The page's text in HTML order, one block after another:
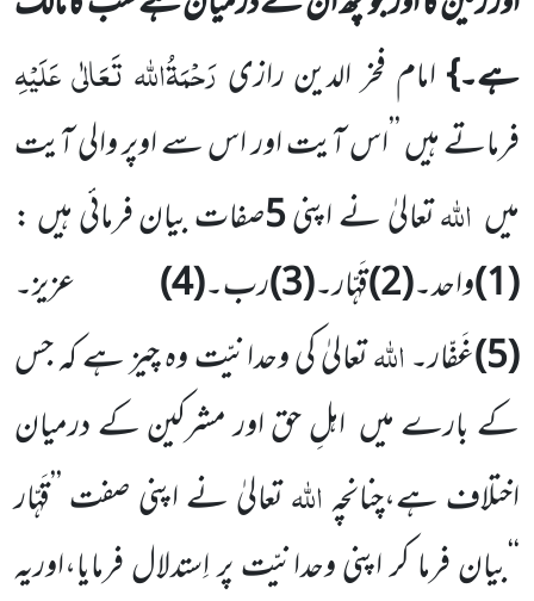
ہے۔}امام فخر الدین رازیرَحْمَۃُاللہ تَعَالٰی عَلَیْہِ
فرماتے ہیں ’’اس آیت اور اس سے اوپر والی آیت
میں اللہتعالیٰ نے اپنی5صفاتبیان فرمائی ہیں :
(
1
)واحد۔(
2
)قَہّار۔(
3
)رب۔(
4
) عزیز۔
(
5
)غَفّار۔اللہتعالیٰ کی وحدانیّت وہ چیز ہے کہ جس
کےبارے میں اہلِ حق اور مشرکین کے درمیان
اختلاف ہے،چنانچہاللہتعالیٰ نے اپنی صفت ’’قَہّار
‘‘بیان فرما کر اپنی وحدانیّتپر اِستدلال فرمایا،اوریہ